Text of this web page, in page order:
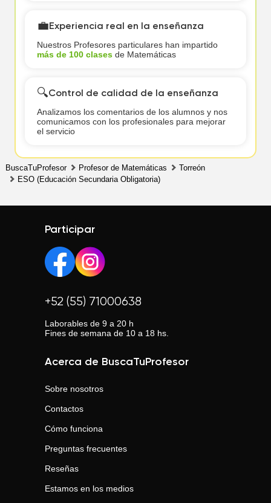
💼Experiencia real en la enseñanza
Nuestros Profesores particulares han impartido
más de 100 clasesde Matemáticas
🔍Control de calidad de la enseñanza
Analizamos los comentarios de los alumnos y nos
comunicamos con los profesionales para mejorar
el servicio
BuscaTuProfesor Profesor de Matemáticas
Torreón
ESO (Educación Secundaria Obligatoria)
Participar
+52 (55) 71000638
Laborables de 9 a 20 h
Fines de semana de 10 a 18 hs.
Acerca de BuscaTuProfesor
Sobre nosotros
Contactos
Cómo funciona
Preguntas frecuentes
Reseñas
Estamos en los medios